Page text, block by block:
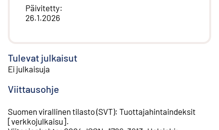
Päivitetty:
26.1.2026
Tulevat julkaisut
Ei julkaisuja
Viittausohje
Suomen virallinen tilasto (SVT): Tuottajahintaindeksit
[verkkojulkaisu].